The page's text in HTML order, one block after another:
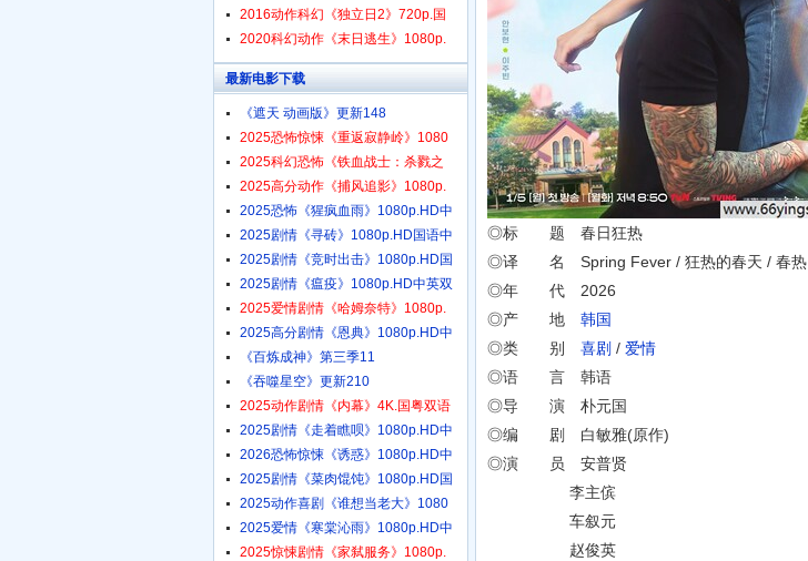
◎标 题 春日狂热
◎译 名 Spring Fever / 狂热的春天 / 春热
◎年 代 2026
◎产 地 韩国
◎类 别 喜剧 / 爱情
◎语 言 韩语
◎导 演 朴元国
◎编 剧 白敏雅(原作)
◎演 员 安普贤
李主傧
车叙元
赵俊英
2016动作科幻《独立日2》720p.国
2020科幻动作《末日逃生》1080p.
最新电影下载
《遮天 动画版》更新148
2025恐怖惊悚《重返寂静岭》1080
2025科幻恐怖《铁血战士：杀戮之
2025高分动作《捕风追影》1080p.
2025恐怖《猩疯血雨》1080p.HD中
2025剧情《寻砖》1080p.HD国语中
2025剧情《竞时出击》1080p.HD国
2025剧情《瘟疫》1080p.HD中英双
2025爱情剧情《哈姆奈特》1080p.
2025高分剧情《恩典》1080p.HD中
《百炼成神》第三季11
《吞噬星空》更新210
2025动作剧情《内幕》4K.国粤双语
2025剧情《走着瞧呗》1080p.HD中
2026恐怖惊悚《诱惑》1080p.HD中
2025剧情《菜肉馄饨》1080p.HD国
2025动作喜剧《谁想当老大》1080
2025爱情《寒棠沁雨》1080p.HD中
2025惊悚剧情《家弑服务》1080p.